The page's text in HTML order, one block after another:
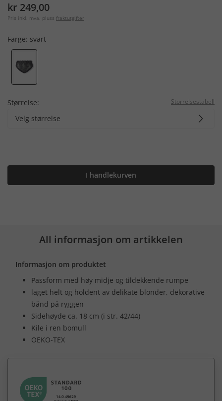
kr 249,00
Pris inkl. mva. pluss fraktutgifter
Farge: svart
Størrelse: Storrelsestabell
Velg størrelse
I handlekurven
All informasjon om artikkelen
Informasjon om produktet
Passform med høy midje og tildekkende rumpe
laget helt og holdent av delikate blonder, dekorative
bånd på ryggen
Sidehøyde ca. 18 cm (i str. 42/44)
Kile i ren bomull
OEKO-TEX